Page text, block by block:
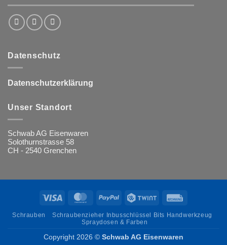
Datenschutz
Datenschutzerklärung
Unser Standort
Schwab AG Eisenwaren
Solothurnstrasse 58
CH - 2540 Grenchen
Visa MasterCardPayPal Twint
Schrauben
Schraubenzieher Inbusschlüssel Bits Handwerkzeug
Spraydosen & Farben
Copyright 2026 © Schwab AG Eisenwaren